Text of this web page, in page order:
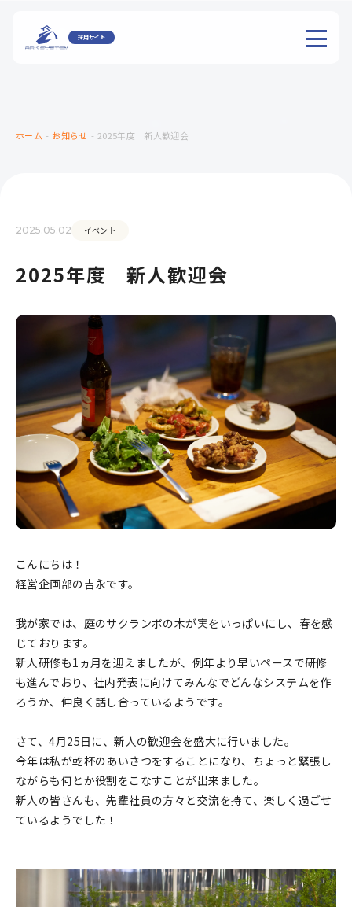
採用サイト
ホーム - お知らせ - 2025年度 新人歓迎会
2025.05.02 イベント
2025年度 新人歓迎会
こんにちは！
経営企画部の吉永です。
我が家では、庭のサクランボの木が実をいっぱいにし、春を感
じております。
新人研修も1ヵ月を迎えましたが、例年より早いペースで研修
も進んでおり、社内発表に向けてみんなでどんなシステムを作
ろうか、仲良く話し合っているようです。
さて、4月25日に、新人の歓迎会を盛大に行いました。
今年は私が乾杯のあいさつをすることになり、ちょっと緊張し
ながらも何とか役割をこなすことが出来ました。
新人の皆さんも、先輩社員の方々と交流を持て、楽しく過ごせ
ているようでした！